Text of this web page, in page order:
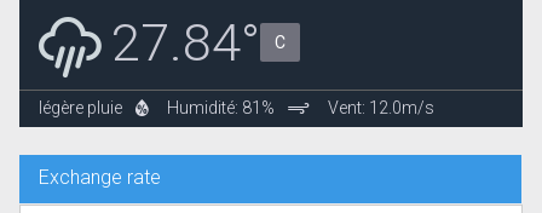
27.84° C
légère pluie Humidité: 81% Vent: 12.0m/s
Exchange rate